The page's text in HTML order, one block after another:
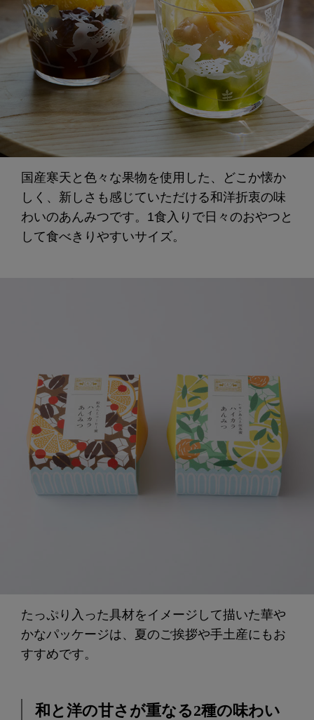
国産寒天と色々な果物を使用した、どこか懐か
しく、新しさも感じていただける和洋折衷の味
わいのあんみつです。1食入りで日々のおやつと
して食べきりやすいサイズ。
たっぷり入った具材をイメージして描いた華や
かなパッケージは、夏のご挨拶や手土産にもお
すすめです。
和と洋の甘さが重なる2種の味わい